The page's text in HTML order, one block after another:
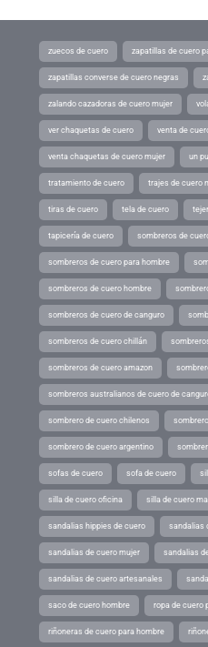
zuecos de cuero zapatillas de cuero
zapatillas converse de cuero negras
zalando cazadoras de cuero mujer
ver chaquetas de cuero venta de
venta chaquetas de cuero mujer un
tratamiento de cuero trajes de cuero
tiras de cuero tela de cuero
tapicería de cuero sombreros de
sombreros de cuero para hombre
sombreros de cuero hombre
sombreros de cuero de canguro
sombreros de cuero chillán
sombreros de cuero amazon
sombreros australianos de cuero de
sombrero de cuero chilenos
sombrero de cuero argentino
sofas de cuero sofa de cuero
silla de cuero oficina silla de cuero
sandalias hippies de cuero sandalias
sandalias de cuero mujer sandalias
sandalias de cuero artesanales
saco de cuero hombre ropa de cuero
riñoneras de cuero para hombre